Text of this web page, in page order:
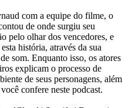
com a equipe do filme, o
de onde surgiu seu
pelo olhar dos vencedores, e
história, através da sua
som. Enquanto isso, os atores
explicam o processo de
de seus personagens, além
confere neste podcast.